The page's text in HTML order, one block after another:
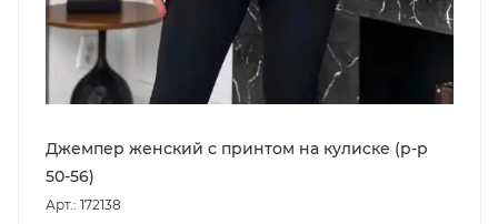
Джемпер женский с принтом на кулиске (р-р
50-56)
Арт.: 172138